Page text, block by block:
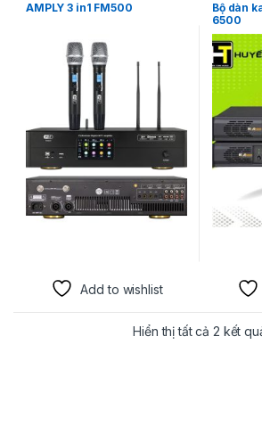
AMPLY 3 in1 FM500
Add to wishlist
Bộ dàn
6500
Hiển thị tất cả 2 kết